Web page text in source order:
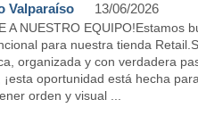
Valparaíso 13/06/2026
A NUESTRO EQUIPO!Estamos
para nuestra tienda
organizada y con verdadera
¡esta oportunidad está hecha
orden y visual ...